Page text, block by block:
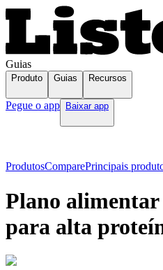
Guias
Produto Guias Recursos
Pegue o app Baixar app
ProdutosComparePrincipais
Plano alimentar
para alta